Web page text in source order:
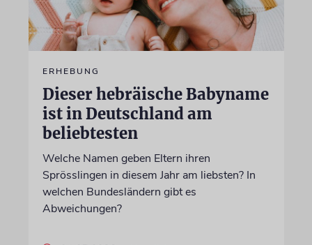
ERHEBUNG
Dieser hebräische Babyname
ist in Deutschland am
beliebtesten
Welche Namen geben Eltern ihren
Sprösslingen in diesem Jahr am liebsten? In
welchen Bundesländern gibt es
Abweichungen?